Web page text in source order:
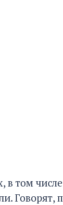
в том
Говорят,